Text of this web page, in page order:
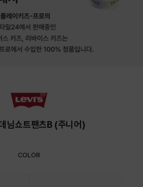
님쇼트팬츠B (주니어)
COLOR